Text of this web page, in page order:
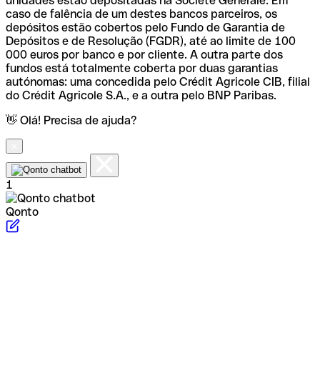
caso de falência de um destes bancos parceiros, os
depósitos estão cobertos pelo Fundo de Garantia de
Depósitos e de Resolução (FGDR), até ao limite de 100
000 euros por banco e por cliente. A outra parte dos
fundos está totalmente coberta por duas garantias
autónomas: uma concedida pelo Crédit Agricole CIB, filial
do Crédit Agricole S.A., e a outra pelo BNP Paribas.
👋 Olá! Precisa de ajuda?
1
Qonto